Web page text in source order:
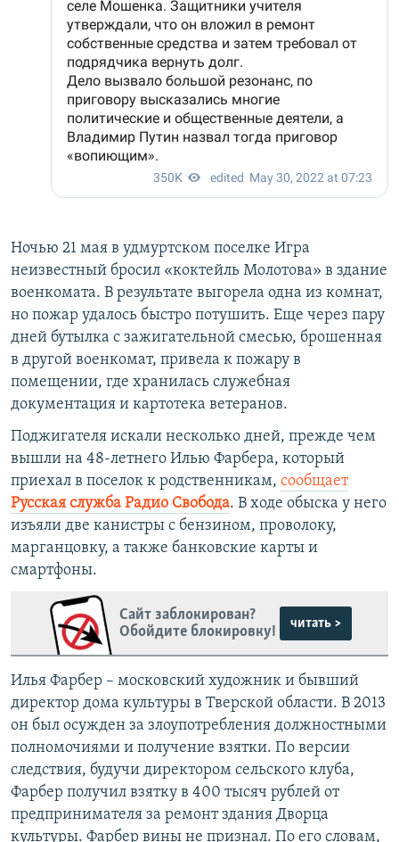
Ночью 21 мая в удмуртском поселке Игра
неизвестный бросил «коктейль Молотова» в здание
военкомата. В результате выгорела одна из комнат,
но пожар удалось быстро потушить. Еще через пару
дней бутылка с зажигательной смесью, брошенная
в другой военкомат, привела к пожару в
помещении, где хранилась служебная
документация и картотека ветеранов.
Поджигателя искали несколько дней, прежде чем
вышли на 48-летнего Илью Фарбера, который
приехал в поселок к родственникам, сообщает
Русская служба Радио Свобода. В ходе обыска у него
изъяли две канистры с бензином, проволоку,
марганцовку, а также банковские карты и
смартфоны.
Сайт заблокирован?
Обойдите блокировку!
читать >
Илья Фарбер – московский художник и бывший
директор дома культуры в Тверской области. В 2013
он был осужден за злоупотребления должностными
полномочиями и получение взятки. По версии
следствия, будучи директором сельского клуба,
Фарбер получил взятку в 400 тысяч рублей от
предпринимателя за ремонт здания Дворца
культуры. Фарбер вины не признал. По его словам,